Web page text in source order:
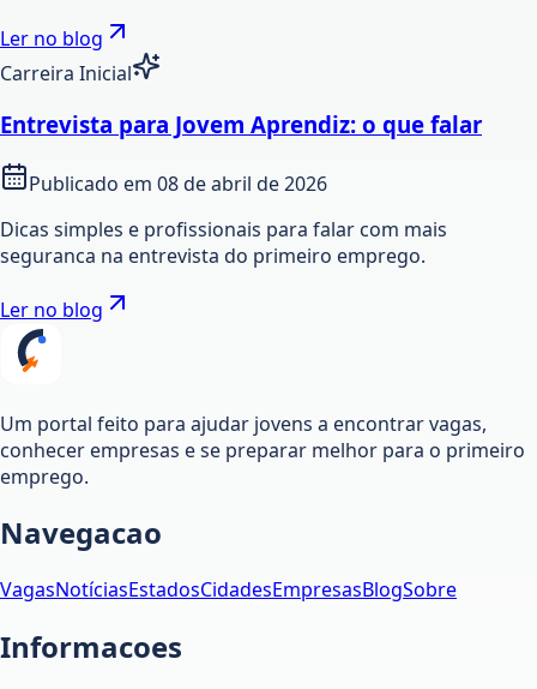
Ler no blog
Carreira Inicial
Entrevista para Jovem Aprendiz: o que falar
Publicado em 08 de abril de 2026
Dicas simples e profissionais para falar com mais
seguranca na entrevista do primeiro emprego.
Ler no blog
Um portal feito para ajudar jovens a encontrar vagas,
conhecer empresas e se preparar melhor para o primeiro
emprego.
Navegacao
VagasNotíciasEstadosCidadesEmpresasBlogSobre
Informacoes